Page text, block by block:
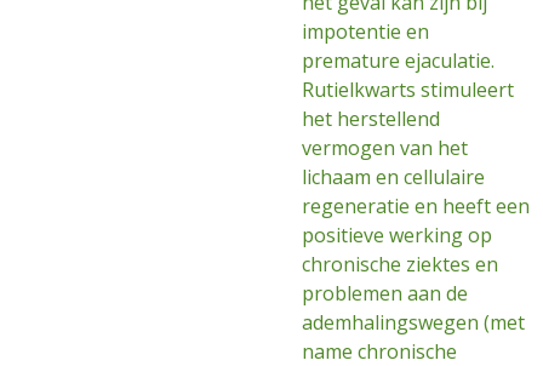
impotentie en
premature ejaculatie.
Rutielkwarts stimuleert
het herstellend
vermogen van het
lichaam en cellulaire
regeneratie en heeft een
positieve werking op
chronische ziektes en
problemen aan de
ademhalingswegen (met
name chronische